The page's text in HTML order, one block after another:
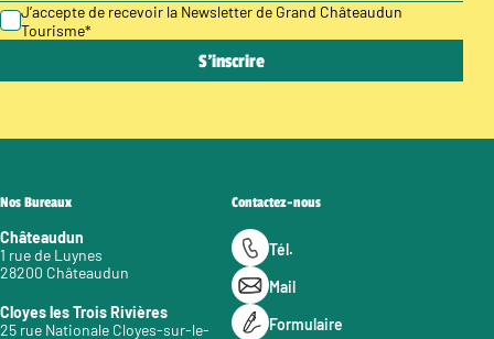
J’accepte de recevoir la Newsletter de Grand Châteaudun
Tourisme*
Nos Bureaux
Châteaudun
1 rue de Luynes
28200 Châteaudun
Cloyes les Trois Rivières
25 rue Nationale Cloyes-sur-le-
Contactez-nous
Tél.
Mail
Formulaire